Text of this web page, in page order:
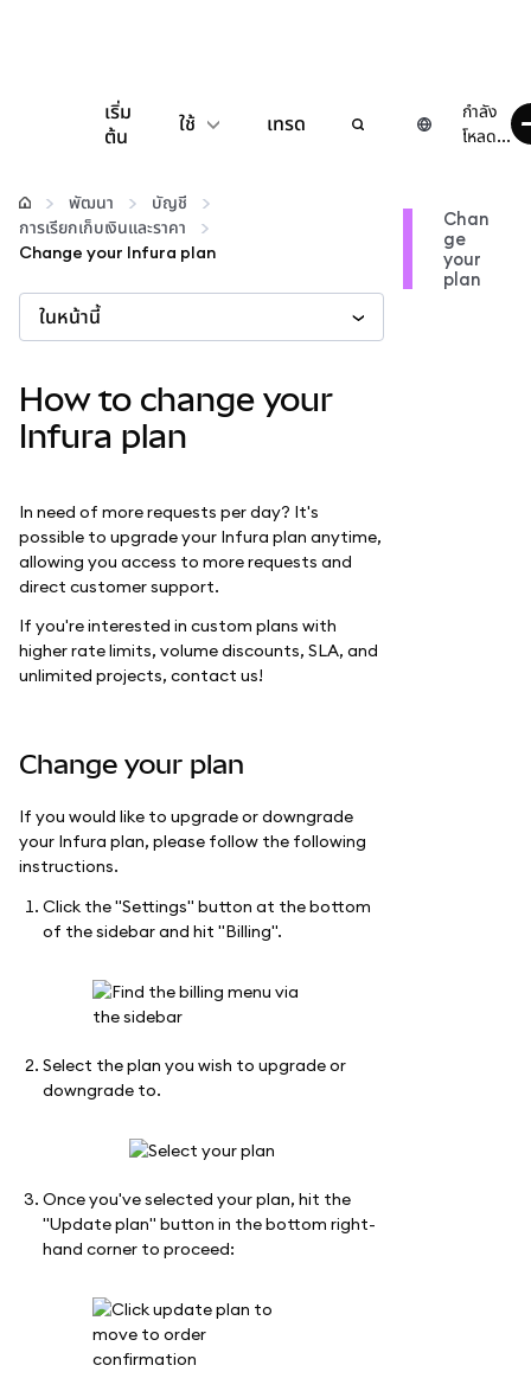
เริ่ม
ต้น
ใช้
กำหนดค่า
จัดการเงินคริปโต
เว็บ 3 เพิ่มเติม
รักษาความปลอดภัย
เทรด
กำลัง
โหลด...
พัฒนา
บัญชี
การเรียกเก็บเงินและราคา
Change your Infura plan
ในหน้านี้
How to change your
Infura plan
In need of more requests per day? It's
possible to upgrade your Infura plan anytime,
allowing you access to more requests and
direct customer support.
If you're interested in custom plans with
higher rate limits, volume discounts, SLA, and
unlimited projects, contact us!
Change your plan
If you would like to upgrade or downgrade
your Infura plan, please follow the following
instructions.
Click the "Settings" button at the bottom
of the sidebar and hit "Billing".
Select the plan you wish to upgrade or
downgrade to.
Once you've selected your plan, hit the
"Update plan" button in the bottom right-
hand corner to proceed:
Chan
ge
your
plan